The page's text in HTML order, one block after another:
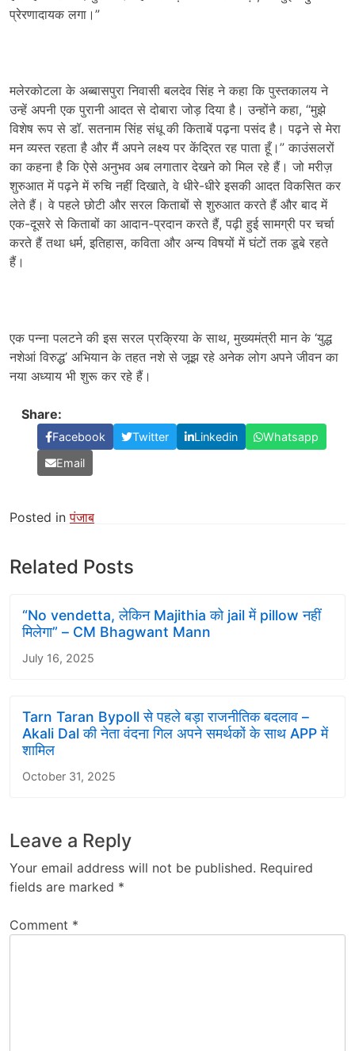
प्रेरणादायक लगा।”
मलेरकोटला के अब्बासपुरा निवासी बलदेव सिंह ने कहा कि पुस्तकालय ने
उन्हें अपनी एक पुरानी आदत से दोबारा जोड़ दिया है। उन्होंने कहा, “मुझे
विशेष रूप से डॉ. सतनाम सिंह संधू की किताबें पढ़ना पसंद है। पढ़ने से मेरा
मन व्यस्त रहता है और मैं अपने लक्ष्य पर केंद्रित रह पाता हूँ।” काउंसलरों
का कहना है कि ऐसे अनुभव अब लगातार देखने को मिल रहे हैं। जो मरीज़
शुरुआत में पढ़ने में रुचि नहीं दिखाते, वे धीरे-धीरे इसकी आदत विकसित कर
लेते हैं। वे पहले छोटी और सरल किताबों से शुरुआत करते हैं और बाद में
एक-दूसरे से किताबों का आदान-प्रदान करते हैं, पढ़ी हुई सामग्री पर चर्चा
करते हैं तथा धर्म, इतिहास, कविता और अन्य विषयों में घंटों तक डूबे रहते
हैं।
एक पन्ना पलटने की इस सरल प्रक्रिया के साथ, मुख्यमंत्री मान के ‘युद्ध
नशेआं विरुद्ध’ अभियान के तहत नशे से जूझ रहे अनेक लोग अपने जीवन का
नया अध्याय भी शुरू कर रहे हैं।
Share:
Facebook Twitter Linkedin
Whatsapp
Email
Posted inपंजाब
Related Posts
“No vendetta, लेकिन Majithia को jail में pillow नहीं
मिलेगा” – CM Bhagwant Mann
July 16, 2025
Tarn Taran Bypoll से पहले बड़ा राजनीतिक बदलाव –
Akali Dal की नेता वंदना गिल अपने समर्थकों के साथ APP में
शामिल
October 31, 2025
Leave a Reply
Your email address will not be published. Required
fields are marked *
Comment *